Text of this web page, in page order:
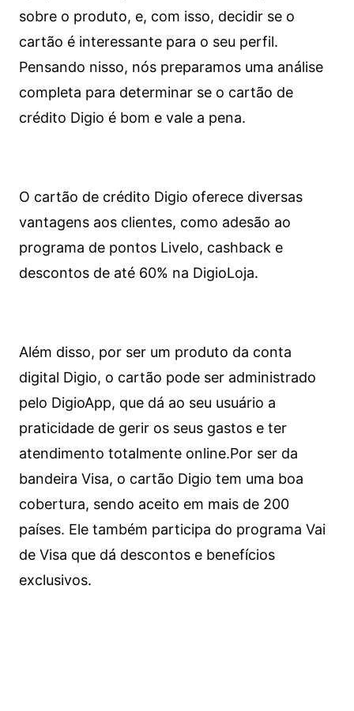
sobre o produto, e, com isso, decidir se o
cartão é interessante para o seu perfil.
Pensando nisso, nós preparamos uma análise
completa para determinar se o cartão de
crédito Digio é bom e vale a pena.
O cartão de crédito Digio oferece diversas
vantagens aos clientes, como adesão ao
programa de pontos Livelo, cashback e
descontos de até 60% na DigioLoja.
Além disso, por ser um produto da conta
digital Digio, o cartão pode ser administrado
pelo DigioApp, que dá ao seu usuário a
praticidade de gerir os seus gastos e ter
atendimento totalmente online.Por ser da
bandeira Visa, o cartão Digio tem uma boa
cobertura, sendo aceito em mais de 200
países. Ele também participa do programa Vai
de Visa que dá descontos e benefícios
exclusivos.